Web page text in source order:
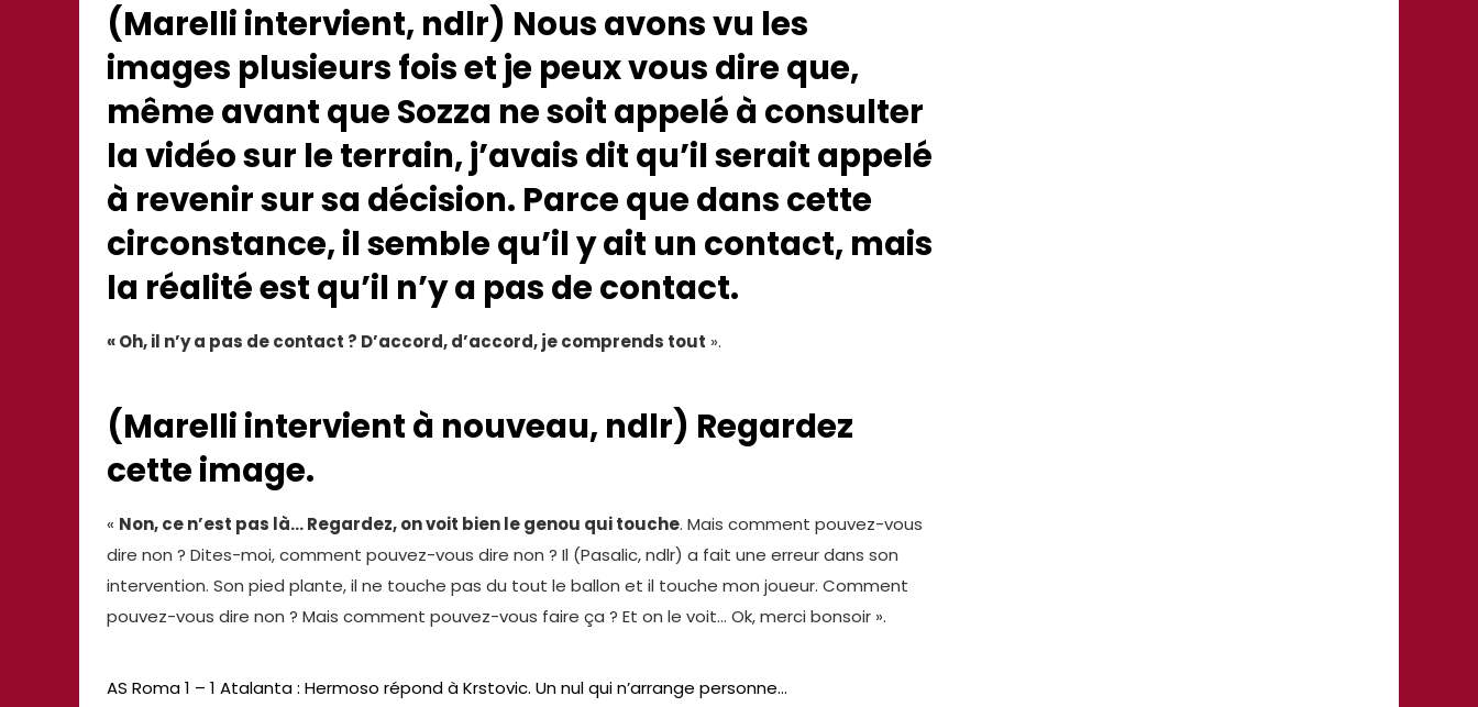
(Marelli intervient, ndlr) Nous avons vu les
images plusieurs fois et je peux vous dire que,
même avant que Sozza ne soit appelé à consulter
la vidéo sur le terrain, j’avais dit qu’il serait appelé
à revenir sur sa décision. Parce que dans cette
circonstance, il semble qu’il y ait un contact, mais
la réalité est qu’il n’y a pas de contact.
« Oh, il n’y a pas de contact ? D’accord, d’accord, je comprends tout ».
(Marelli intervient à nouveau, ndlr) Regardez
cette image.
« Non, ce n’est pas là… Regardez, on voit bien le genou qui touche. Mais comment pouvez-vous
dire non ? Dites-moi, comment pouvez-vous dire non ? Il (Pasalic, ndlr) a fait une erreur dans son
intervention. Son pied plante, il ne touche pas du tout le ballon et il touche mon joueur. Comment
pouvez-vous dire non ? Mais comment pouvez-vous faire ça ? Et on le voit… Ok, merci bonsoir ».
AS Roma 1 – 1 Atalanta : Hermoso répond à Krstovic. Un nul qui n’arrange personne…